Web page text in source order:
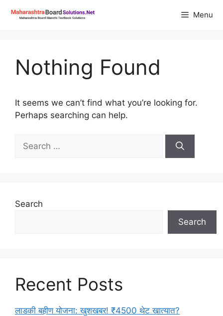
Menu
Nothing Found
It seems we can’t find what you’re looking for.
Perhaps searching can help.
for:
Search
Search
Recent Posts
लाडकी बहीण योजना: खुशखबर! ₹4500 थेट खात्यात?